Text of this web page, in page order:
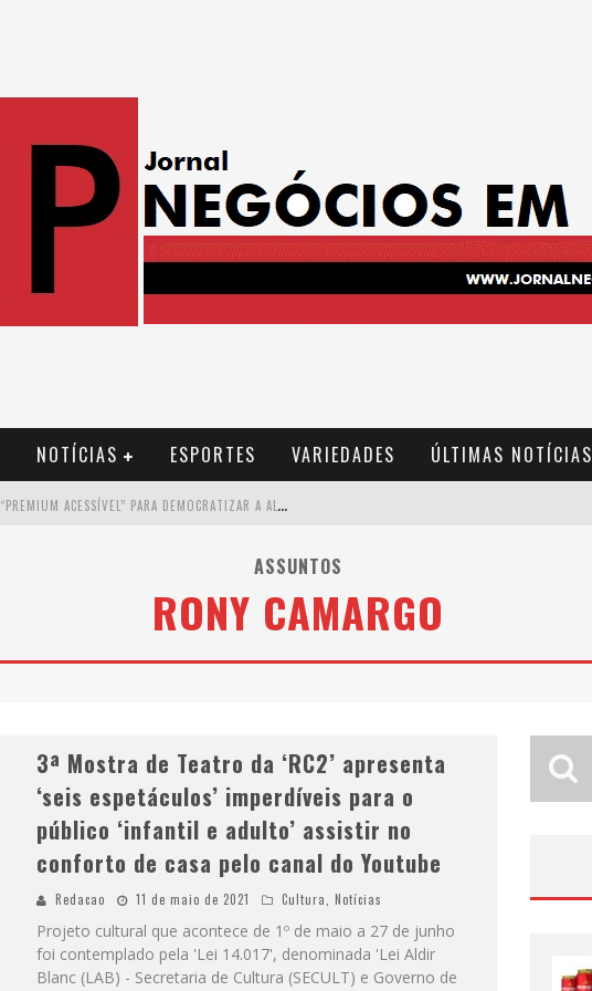
NOTÍCIAS ESPORTES VARIEDADES ÚLTIMAS NOTÍCIAS
W
ETZ BEVERAGES APOSTA NO “PREMIUM ACESSÍVEL” PARA DEMOCRATIZAR A ALTA COQUETELARIA COM GARRAFAS DE 1 LITRO
C
OMO A CORTEX SEDUZIU GOOGLE, AWS E MCDONALD’S COM IA PARA O GO-TO-MARKET
ASSUNTOS
RONY CAMARGO
3ª Mostra de Teatro da ‘RC2’ apresenta
‘seis espetáculos’ imperdíveis para o
público ‘infantil e adulto’ assistir no
conforto de casa pelo canal do Youtube
Redacao 11 de maio de 2021 Cultura Notícias
Projeto cultural que acontece de 1º de maio a 27 de junho
foi contemplado pela 'Lei 14.017', denominada 'Lei Aldir
Blanc (LAB) - Secretaria de Cultura (SECULT) e Governo de